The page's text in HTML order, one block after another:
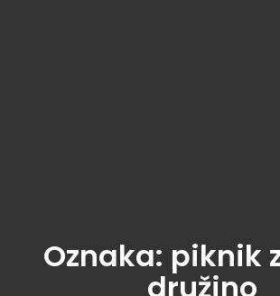
Oznaka: piknik
družino